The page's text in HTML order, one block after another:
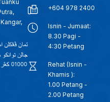
+604 978 2400
Isnin - Jumaat:
8.30 Pagi -
4:30 Petang
Rehat (Isnin -
Khamis ):
1.00 Petang -
2.00 Petang